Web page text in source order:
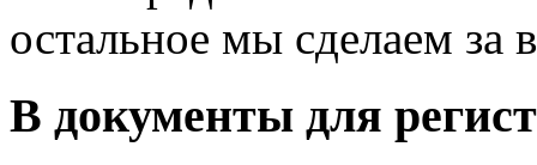
остальное мы сделаем за
В документы для